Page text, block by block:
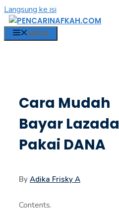
Langsung ke isi
MENU
Cara Mudah
Bayar Lazada
Pakai DANA
By Adika Frisky A
Contents.